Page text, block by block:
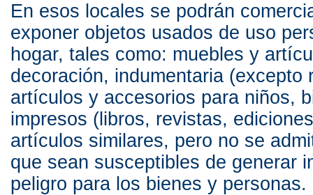
En esos locales se podrán
exponer objetos usados de uso
hogar, tales como: muebles y
decoración, indumentaria (excepto
artículos y accesorios para niños,
impresos (libros, revistas,
artículos similares, pero no se
que sean susceptibles de generar
peligro para los bienes y personas.